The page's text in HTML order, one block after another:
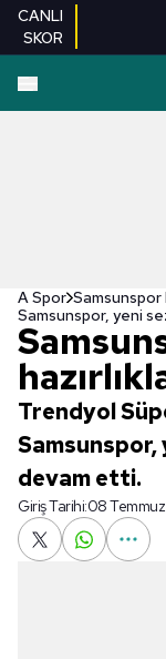
CANLI
SKOR
A Spor
Samsunspor, yeni
Trendyol
Samsunspor,
devam etti.
Giriş Tarihi:08